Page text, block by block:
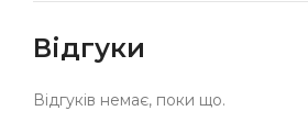
Відгуки
Відгуків немає, поки що.